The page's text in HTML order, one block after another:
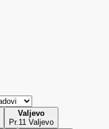
Valjevo
Pr.11 Valjevo